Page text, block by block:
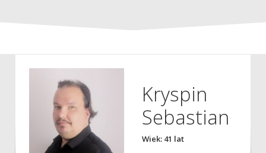
Kryspin
Sebastian
Wiek: 41 lat